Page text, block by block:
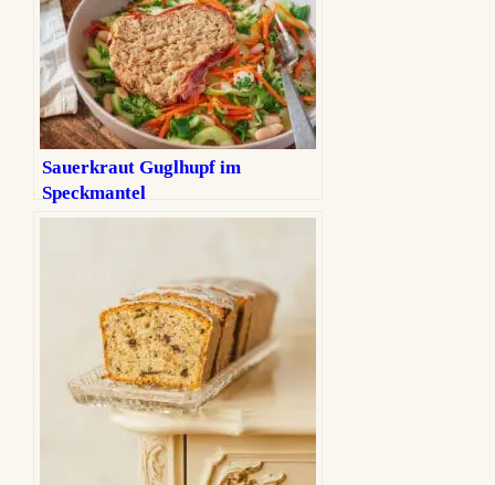
Sauerkraut Guglhupf im
Speckmantel